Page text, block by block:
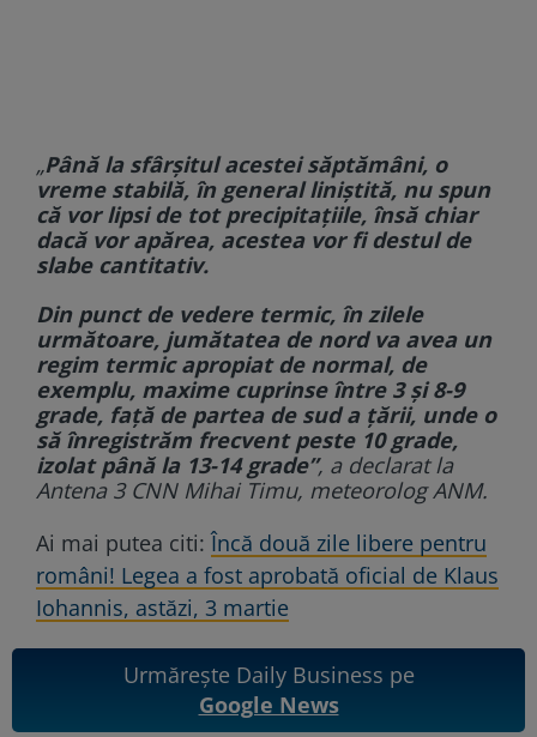
„Până la sfârșitul acestei săptămâni, o
vreme stabilă, în general liniștită, nu spun
că vor lipsi de tot precipitațiile, însă chiar
dacă vor apărea, acestea vor fi destul de
slabe cantitativ.
Din punct de vedere termic, în zilele
următoare, jumătatea de nord va avea un
regim termic apropiat de normal, de
exemplu, maxime cuprinse între 3 și 8-9
grade, față de partea de sud a țării, unde o
să înregistrăm frecvent peste 10 grade,
izolat până la 13-14 grade”, a declarat la
Antena 3 CNN Mihai Timu, meteorolog ANM.
Ai mai putea citi:Încă două zile libere pentru
români! Legea a fost aprobată oficial de Klaus
Iohannis, astăzi, 3 martie
Urmărește Daily Business pe
Google News